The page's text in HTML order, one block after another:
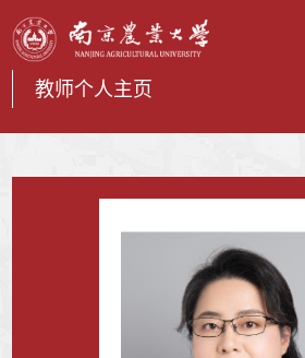
教师个人主页